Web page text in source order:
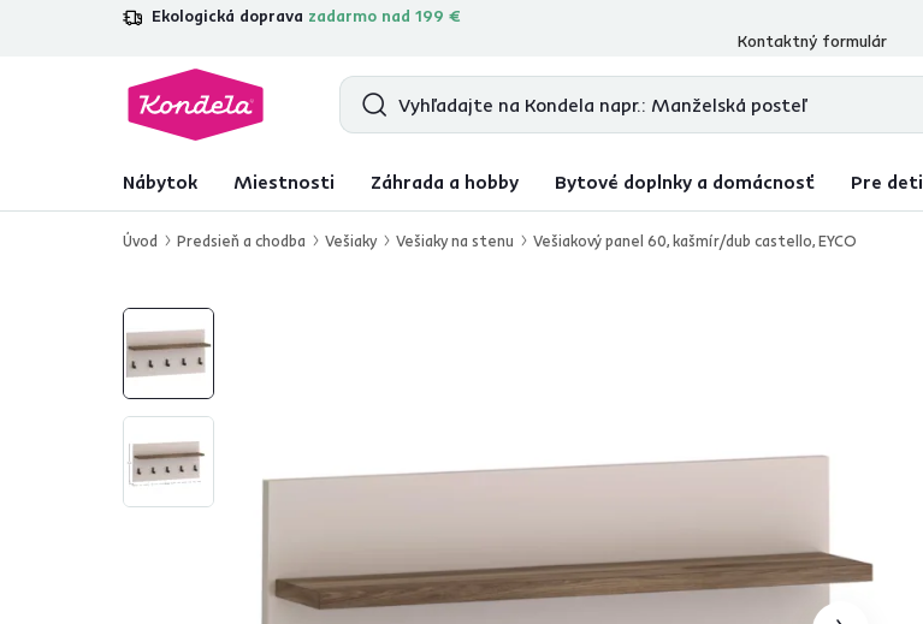
Ekologická doprava zadarmo nad 199 €
4,7 31 211overených produktových recenzií
Kontaktný formulár
Nábytok Miestnosti Záhrada a hobby Bytové doplnky a domácnosť Pre deti
Úvod Predsieň a chodba Vešiaky Vešiaky na stenu Vešiakový panel 60, kašmír/dub castello, EYCO